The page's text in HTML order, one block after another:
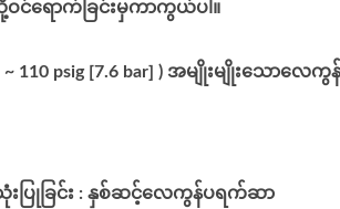
င်ရောက်ခြင်းမှကာကွယ်ပါ။
110 psig [7.6 bar] ) အမျိုးမျိုးသောလ
းပြုခြင်း : နှစ်ဆင့်လေကွန်ပရက်ဆာ